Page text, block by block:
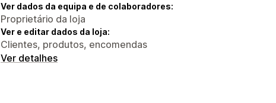
Ver dados da equipa e de colaboradores:
Proprietário da loja
Ver e editar dados da loja:
Clientes, produtos, encomendas
Ver detalhes